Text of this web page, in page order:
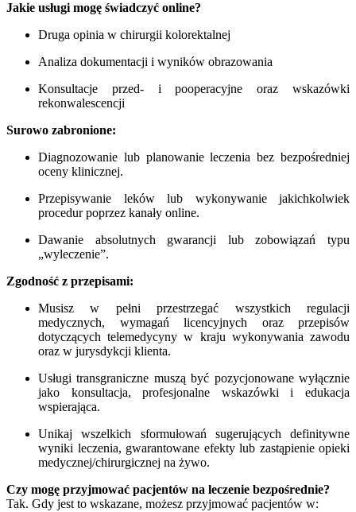
Jakie usługi mogę świadczyć online?
Druga opinia w chirurgii kolorektalnej
Analiza dokumentacji i wyników obrazowania
Konsultacje przed- i pooperacyjne oraz wskazówki
rekonwalescencji
Surowo zabronione:
Diagnozowanie lub planowanie leczenia bez bezpośredniej
oceny klinicznej.
Przepisywanie leków lub wykonywanie jakichkolwiek
procedur poprzez kanały online.
Dawanie absolutnych gwarancji lub zobowiązań typu
„wyleczenie”.
Zgodność z przepisami:
Musisz w pełni przestrzegać wszystkich regulacji
medycznych, wymagań licencyjnych oraz przepisów
dotyczących telemedycyny w kraju wykonywania zawodu
oraz w jurysdykcji klienta.
Usługi transgraniczne muszą być pozycjonowane wyłącznie
jako konsultacja, profesjonalne wskazówki i edukacja
wspierająca.
Unikaj wszelkich sformułowań sugerujących definitywne
wyniki leczenia, gwarantowane efekty lub zastąpienie opieki
medycznej/chirurgicznej na żywo.
Czy mogę przyjmować pacjentów na leczenie bezpośrednie?
Tak. Gdy jest to wskazane, możesz przyjmować pacjentów w: